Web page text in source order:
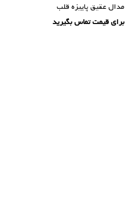
مدال عقیق پاییزه قلب
برای قیمت تماس بگیرید